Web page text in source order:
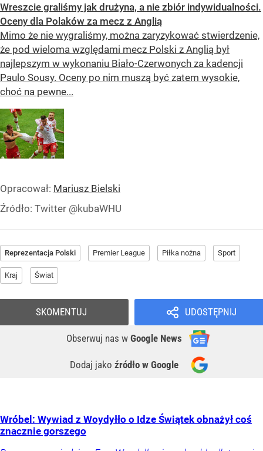
Wreszcie graliśmy jak drużyna, a nie zbiór indywidualności.
Oceny dla Polaków za mecz z Anglią
Mimo że nie wygraliśmy, można zaryzykować stwierdzenie,
że pod wieloma względami mecz Polski z Anglią był
najlepszym w wykonaniu Biało-Czerwonych za kadencji
Paulo Sousy. Oceny po nim muszą być zatem wysokie,
choć na pewne...
Opracował: Mariusz Bielski
Źródło: Twitter @kubaWHU
Reprezentacja Polski Premier League Piłka nożna Sport
Kraj Świat
UDOSTĘPNIJ
Obserwuj nas w Google News
Dodaj jako źródło w Google
SKOMENTUJ
Wróbel: Wywiad z Woydyłło o Idze Świątek obnażył coś
znacznie gorszego